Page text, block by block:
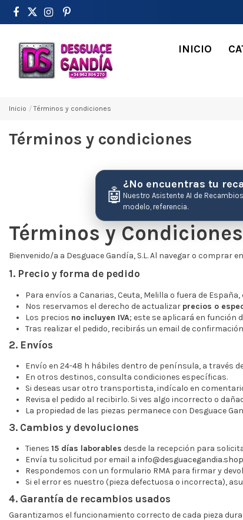
INICIO
Inicio Términos y condiciones
Términos y condiciones
🤖
¿No encuentras tu
Nuestro Asistente AI de
modelo, referencia.
Términos y
Bienvenido/a a Desguace Gandía, S.L. Al navegar o
1. Precio y forma de pedido
Para envíos a Canarias, Ceuta, Melilla o fuera de
Nos reservamos el derecho de actualizar precios o
Los precios no incluyen IVA; este se aplicará en función
Tras realizar el pedido, recibirás un email de
2. Envíos
Envío en 24-48 h hábiles dentro de península, a través
En otros destinos, consulta condiciones específicas.
Si deseas usar otro transportista, indícalo en
Revisa el pedido al recibirlo. Si ves algo incorrecto o
La propiedad de las piezas permanece con Desguace
3. Cambios y devoluciones
Tienes 15 días laborables desde la recepción para
Envía tu solicitud por email a info@desguacegandia.shop
Respondemos con un formulario RMA para firmar y
Si el error es nuestro (pieza defectuosa o incorrecta),
4. Garantía de recambios usados
Garantizamos el funcionamiento correcto de cada pieza